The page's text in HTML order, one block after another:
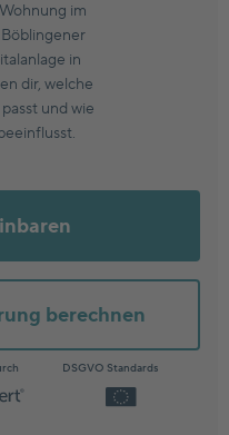
im
in
dir, welche
und wie
berechnen
DSGVO Standards